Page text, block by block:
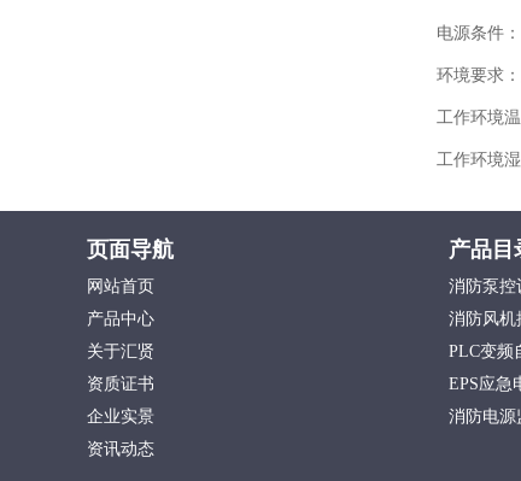
电源条件
环境要求
工作环境
工作环境
页面导航
网站首页
产品中心
关于汇贤
资质证书
企业实景
资讯动态
产品目
消防泵控
消防风机
PLC变频
EPS应急
消防电源